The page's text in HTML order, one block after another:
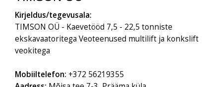
Kirjeldus/tegevusala:
TIMSON OÜ - Kaevetööd 7,5 - 22,5 tonniste
ekskavaatoritega Veoteenused multilift ja konkslift
veokitega
Mobiiltelefon: +372 56219355